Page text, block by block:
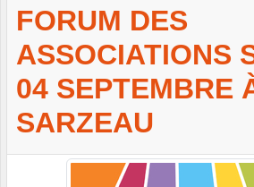
FORUM DES
ASSOCIATIONS
04 SEPTEMBRE
SARZEAU